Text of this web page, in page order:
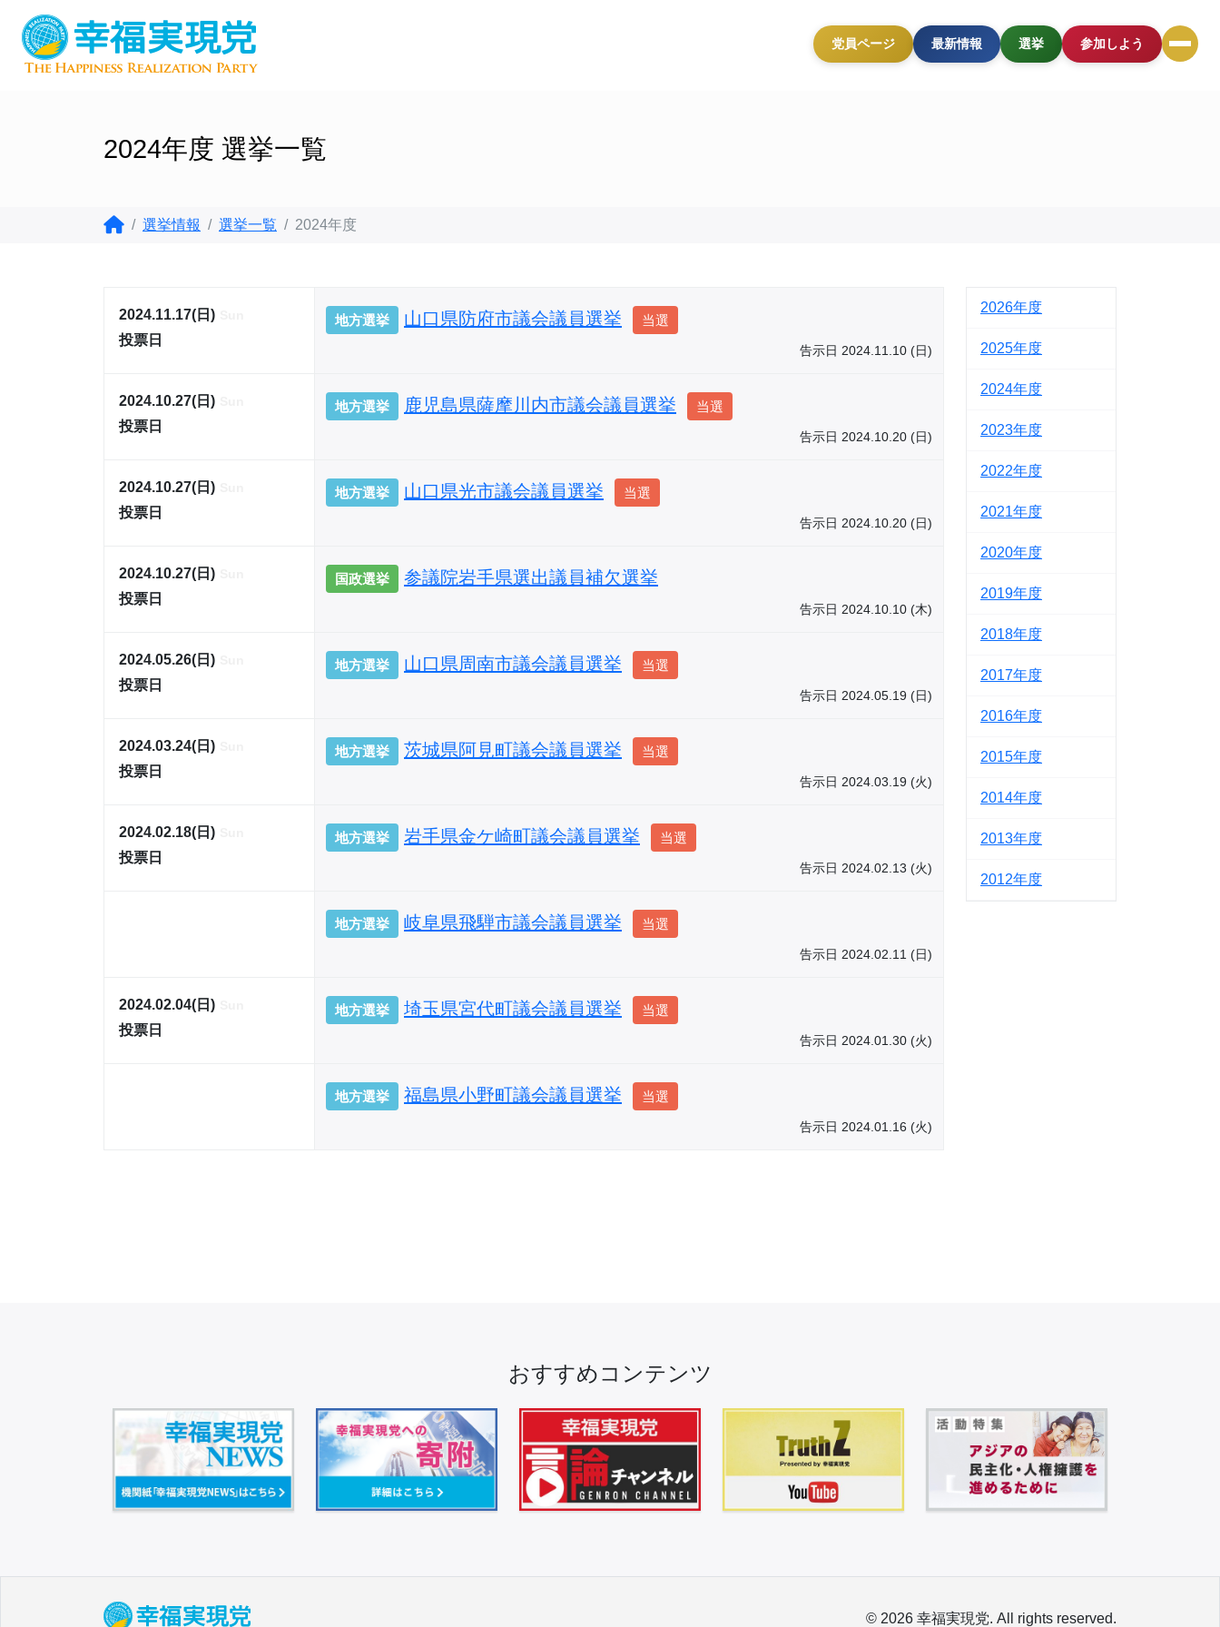
党員ページ 最新情報 選挙 参加しよう
2024年度 選挙一覧
選挙情報 選挙一覧 2024年度
2024.11.17(日)
投票日
地方選挙 山口県防府市議会議員選挙 当選
告示日 2024.11.10 (日)
2024.10.27(日)
投票日
地方選挙 鹿児島県薩摩川内市議会議員選挙 当選
告示日 2024.10.20 (日)
2024.10.27(日)
投票日
地方選挙 山口県光市議会議員選挙 当選
告示日 2024.10.20 (日)
2024.10.27(日)
投票日
国政選挙 参議院岩手県選出議員補欠選挙
告示日 2024.10.10 (木)
2024.05.26(日)
投票日
地方選挙 山口県周南市議会議員選挙 当選
告示日 2024.05.19 (日)
2024.03.24(日)
投票日
地方選挙 茨城県阿見町議会議員選挙 当選
告示日 2024.03.19 (火)
2024.02.18(日)
投票日
地方選挙 岩手県金ケ崎町議会議員選挙 当選
告示日 2024.02.13 (火)
地方選挙 岐阜県飛騨市議会議員選挙 当選
告示日 2024.02.11 (日)
2024.02.04(日)
投票日
地方選挙 埼玉県宮代町議会議員選挙 当選
告示日 2024.01.30 (火)
地方選挙 福島県小野町議会議員選挙 当選
告示日 2024.01.16 (火)
2026
2025
2024
2023
2022
2021
2020
2019
2018
2017
2016
2015
2014
2013
2012
おすすめコンテンツ
© 2026 幸福実現党. All rights reserved.